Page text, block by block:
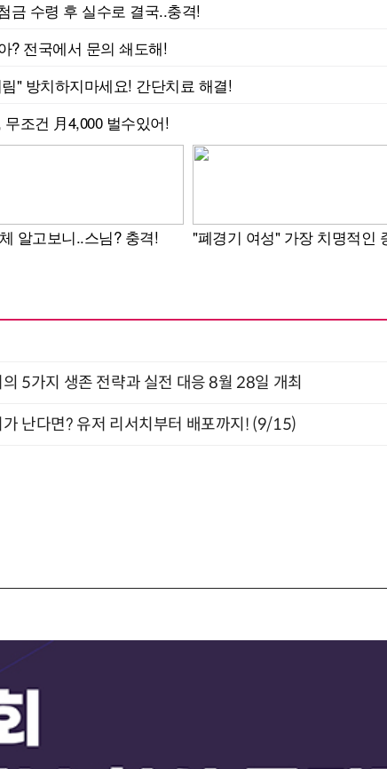
5가지 생존 전략과 실전 대응 8월 28일 개최
난다면? 유저 리서치부터 배포까지! (9/15)